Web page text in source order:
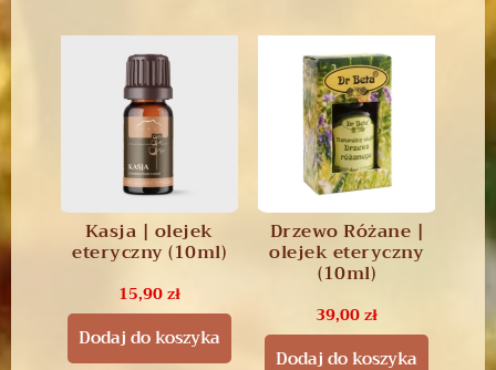
Kasja | olejek
eteryczny (10ml)
15,90zł
Dodaj do koszyka
Drzewo Różane |
olejek eteryczny
(10ml)
39,00zł
Dodaj do koszyka